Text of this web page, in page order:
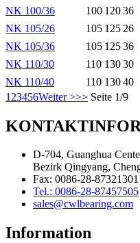
NK 100/36
100 12036
NK 105/26
105 125 26
NK 105/36
105 12536
NK 110/30
110 13030
NK 110/40
110 13040
1 23456Weiter >>> Seite 1/9
D-704, Guanghua
Bezirk Qingyang,
Fax: 0086-28-87321301
Tel.: 0086-28-87457505
sales@cwlbearing.com
Information